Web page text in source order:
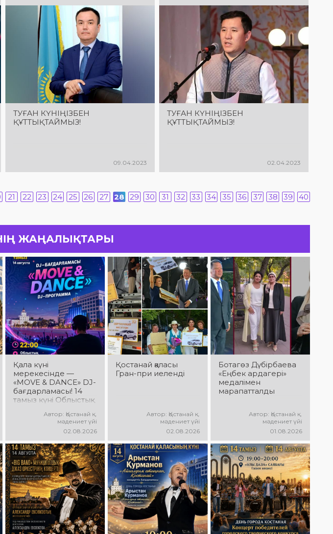
ТУҒАН КҮНІҢІЗБЕН
ҚҰТТЫҚТАЙМЫЗ!
09.04.2023
ТУҒАН КҮНІҢІЗБЕН
ҚҰТТЫҚТАЙМЫЗ!
02.04.2023
21 22 23 24 25 26 27 28 29 30 31 32 33 34 35 36 37 38 39
40
ЖАҢАЛЫҚТАРЫ
Қала күні
мерекесінде —
«MOVE & DANCE» DJ-
бағдарламасы! 14
тамыз күні Облыстық
мерекелік DJ-
бағдарлама өтеді!
Сіздерді заманауи
музыкалық хиттер, би
ырғағы, қуатты
энергия мен жарқын
эмоциялар күтеді!
Автор: Қостанай қ.
мәдениет үйі
02.08.2026
Қостанай қаласы
Гран-при иеленді
Автор: Қостанай қ.
мәдениет үйі
02.08.2026
Ботагөз Дүбірбаева
«Еңбек ардагері»
медалімен
марапатталды
Автор: Қостанай қ.
мәдениет үйі
01.08.2026